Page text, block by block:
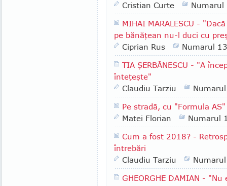
Cristian Curte
Numarul
MIHAI MARALESCU -
pe bănăţean nu-l duci cu
Ciprian Rus
Numarul
TIA ŞERBĂNESCU - "A
înteţeşte"
Claudiu Tarziu
Pe stradă, cu "Formula
Matei Florian
Numarul
Cum a fost 2018? -
întrebări
Claudiu Tarziu
GHEORGHE DAMIAN -